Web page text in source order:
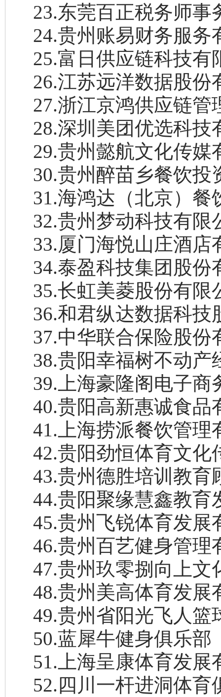
23.东莞百正税务师事
24.贵州账易财务服务
25.富日供应链科技有
26.江苏远洋数据股份
27.浙江京鸿供应链管
28.深圳美团优选科技
29.贵州懿航文化传媒
30.贵州醉苗乡餐饮投
31.海鸿达（北京）餐
32.贵州梦动科技有限
33.厦门海悦山庄酒店
34.泰盈科技集团股份
35.长虹美菱股份有限
36.和君纵达数据科技
37.中华联合保险股份
38.贵阳幸福树不动产
39. 上海豪隆阁电子
40.贵阳高新惠诚食品
41. 上海捞派餐饮管
42.贵阳劲恒体育文化
43.贵州德胜培训教育
44.贵阳聚缘慧鑫教育
45.贵州飞锐体育发展
46.贵州百艺健身管理
47.贵州玖零捌向上文
48.贵州美高体育发展
49.贵州省阳光飞人篮
50.蓝犀牛健身俱乐部
51. 上海呈康体育发展
52. 四川一杆进洞体育